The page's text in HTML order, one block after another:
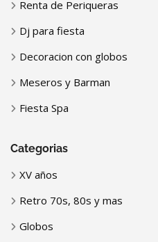
Renta de Periqueras
Dj para fiesta
Decoracion con globos
Meseros y Barman
Fiesta Spa
Categorias
XV años
Retro 70s, 80s y mas
Globos